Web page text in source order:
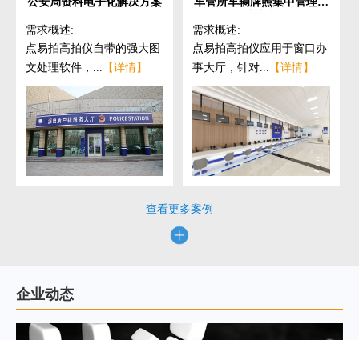
需求概述:
点易拍高拍仪自带的强大图
文处理软件，... 【详情】
需求概述:
点易拍高拍仪应用于窗口办
事大厅，针对... 【详情】
查看更多案例
企业动态